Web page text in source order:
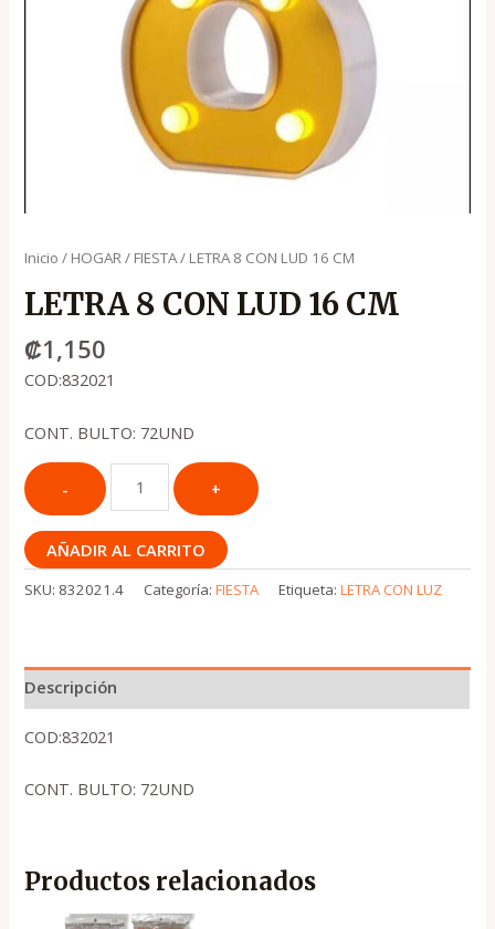
Inicio / HOGAR/ FIESTA/ LETRA 8 CON LUD 16 CM
LETRA 8 CON LUD 16 CM
₡1,150
COD:832021
CONT. BULTO: 72UND
AÑADIR AL CARRITO
SKU: 832021.4 Categoría:FIESTA Etiqueta:LETRA CON LUZ
Descripción
COD:832021
CONT. BULTO: 72UND
Productos relacionados